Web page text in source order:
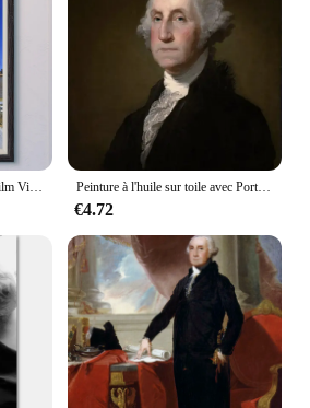
Peinture à l'huile sur toile avec Portrait de james scott, affiches et tableau mural imprimé pour salon
€4.72